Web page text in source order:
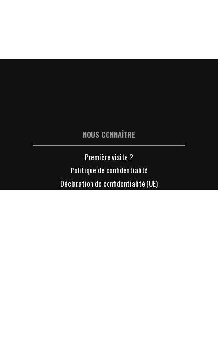
NOUS CONNAÎTRE
Première visite ?
Politique de confidentialité
Déclaration de confidentialité (UE)